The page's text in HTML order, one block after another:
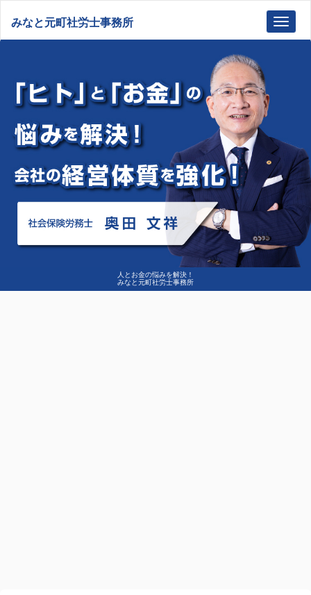
人とお金の悩みを解決！
みなと元町社労士事務所
みなと元町社労士事務所